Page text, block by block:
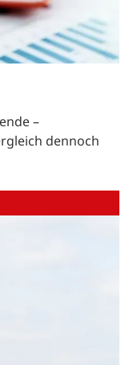
–
dennoch